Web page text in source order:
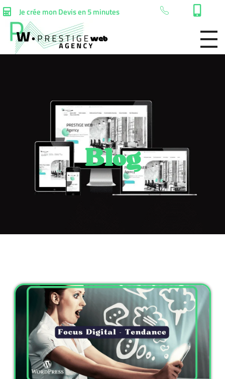
Je crée mon Devis en 5 minutes
Blog